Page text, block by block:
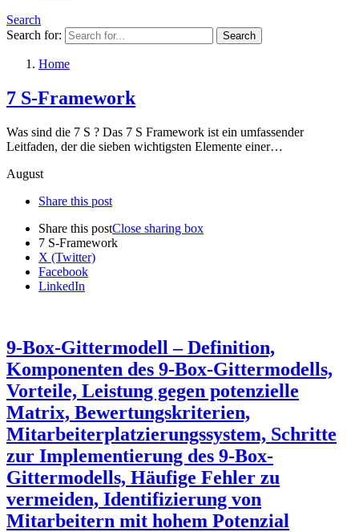
Search
Search for:
Home
7 S-Framework
Was sind die 7 S ? Das 7 S Framework ist ein umfassender
Leitfaden, der die sieben wichtigsten Elemente einer…
August
Share this post
Share this postClose sharing box
7 S-Framework
X (Twitter)
Facebook
LinkedIn
9-Box-Gittermodell – Definition,
Komponenten des 9-Box-Gittermodells,
Vorteile, Leistung gegen potenzielle
Matrix, Bewertungskriterien,
Mitarbeiterplatzierungssystem, Schritte
zur Implementierung des 9-Box-
Gittermodells, Häufige Fehler zu
vermeiden, Identifizierung von
Mitarbeitern mit hohem Potenzial